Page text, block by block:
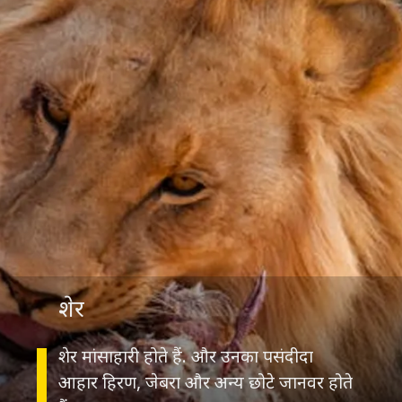
शेर मांसाहारी होते हैं. और उनका पसंदीदा
आहार हिरण, जेबरा और अन्य छोटे जानवर होते
शेर